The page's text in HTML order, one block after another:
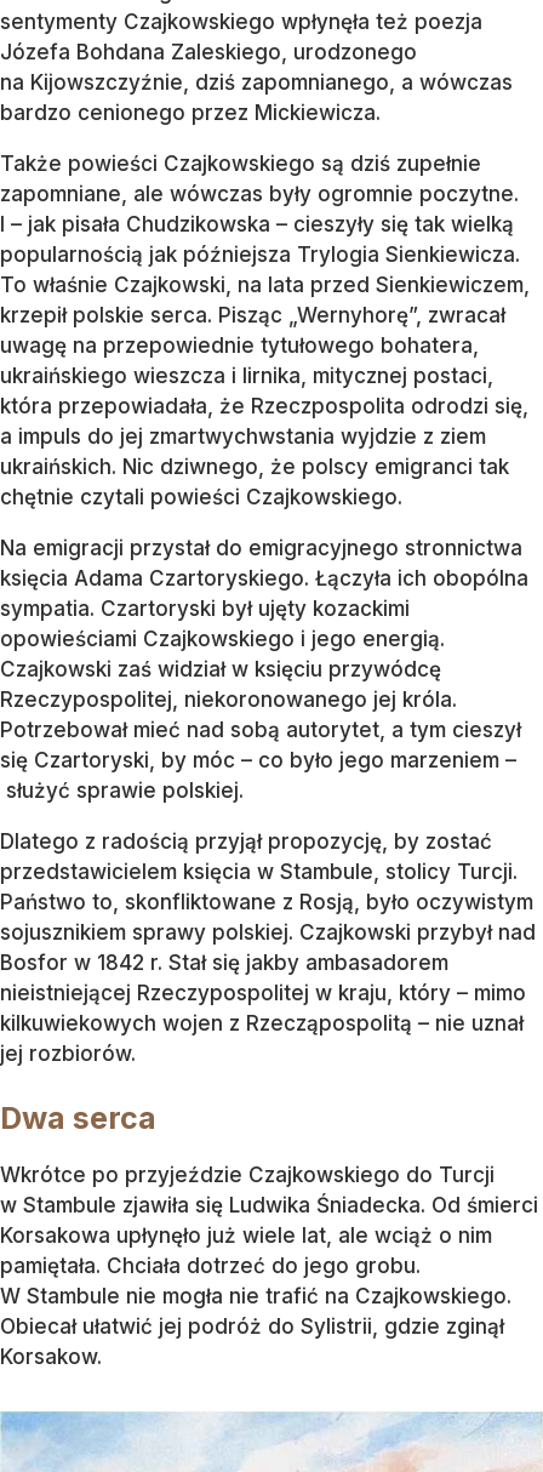
sentymenty Czajkowskiego wpłynęła też poezja
Józefa Bohdana Zaleskiego, urodzonego
na Kijowszczyźnie, dziś zapomnianego, a wówczas
bardzo cenionego przez Mickiewicza.
Także powieści Czajkowskiego są dziś zupełnie
zapomniane, ale wówczas były ogromnie poczytne.
I – jak pisała Chudzikowska – cieszyły się tak wielką
popularnością jak późniejsza Trylogia Sienkiewicza.
To właśnie Czajkowski, na lata przed Sienkiewiczem,
krzepił polskie serca. Pisząc „Wernyhorę”, zwracał
uwagę na przepowiednie tytułowego bohatera,
ukraińskiego wieszcza i lirnika, mitycznej postaci,
która przepowiadała, że Rzeczpospolita odrodzi się,
a impuls do jej zmartwychwstania wyjdzie z ziem
ukraińskich. Nic dziwnego, że polscy emigranci tak
chętnie czytali powieści Czajkowskiego.
Na emigracji przystał do emigracyjnego stronnictwa
księcia Adama Czartoryskiego. Łączyła ich obopólna
sympatia. Czartoryski był ujęty kozackimi
opowieściami Czajkowskiego i jego energią.
Czajkowski zaś widział w księciu przywódcę
Rzeczypospolitej, niekoronowanego jej króla.
Potrzebował mieć nad sobą autorytet, a tym cieszył
się Czartoryski, by móc – co było jego marzeniem –
służyć sprawie polskiej.
Dlatego z radością przyjął propozycję, by zostać
przedstawicielem księcia w Stambule, stolicy Turcji.
Państwo to, skonfliktowane z Rosją, było oczywistym
sojusznikiem sprawy polskiej. Czajkowski przybył nad
Bosfor w 1842 r. Stał się jakby ambasadorem
nieistniejącej Rzeczypospolitej w kraju, który – mimo
kilkuwiekowych wojen z Rzecząpospolitą – nie uznał
jej rozbiorów.
Dwa serca
Wkrótce po przyjeździe Czajkowskiego do Turcji
w Stambule zjawiła się Ludwika Śniadecka. Od śmierci
Korsakowa upłynęło już wiele lat, ale wciąż o nim
pamiętała. Chciała dotrzeć do jego grobu.
W Stambule nie mogła nie trafić na Czajkowskiego.
Obiecał ułatwić jej podróż do Sylistrii, gdzie zginął
Korsakow.